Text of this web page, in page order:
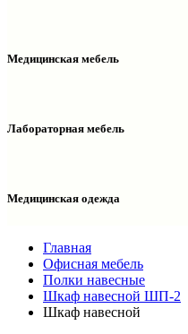
Надстройки
Столы рабочие
Шкафы колонки
Медицинская мебель
Шкафы колонки медицинские
Лабораторная мебель
Тумбы мойки лабораторные
Медицинская одежда
Главная
Офисная мебель
Полки навесные
Шкаф навесной ШП-2
Шкаф навесной